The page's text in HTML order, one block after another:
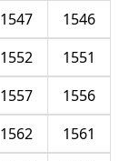
1546
1547
1551
1552
1556
1557
1561
1562